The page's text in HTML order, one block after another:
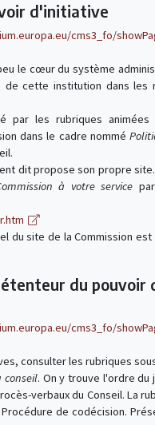
d'initiative
cms3_fo/
le cœur du système
cette institution dans les
par les rubriques animées
dans le cadre nommé
dit propose son propre
à votre service
du site de la Commission est
du pouvoir
cms3_fo/
consulter les rubriques
conseil. On y trouve l'ordre du
verbaux du Conseil. La
de codécision.